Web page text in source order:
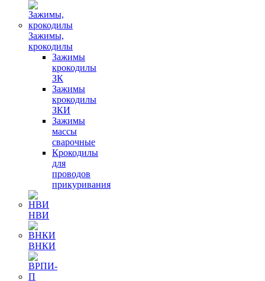
Зажимы,
крокодилы
Зажимы
крокодилы
ЗК
Зажимы
крокодилы
ЗКИ
Зажимы
массы
сварочные
Крокодилы
для
проводов
прикуривания
НВИ
ВНКИ